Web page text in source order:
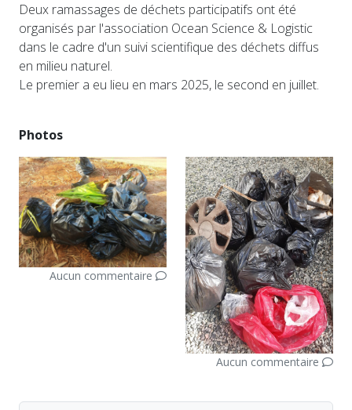
Deux ramassages de déchets participatifs ont été
organisés par l'association Ocean Science & Logistic
dans le cadre d'un suivi scientifique des déchets diffus
en milieu naturel.
Le premier a eu lieu en mars 2025, le second en juillet.
Photos
Aucun commentaire
Aucun commentaire